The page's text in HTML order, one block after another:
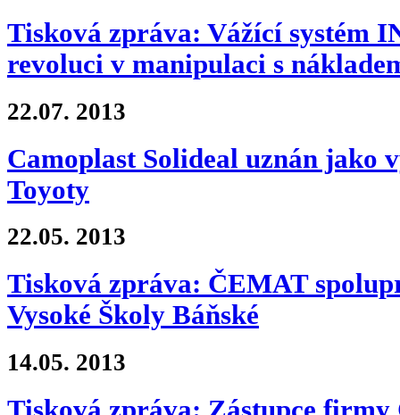
Tisková zpráva: Vážící systém
revoluci v manipulaci s
22.07. 2013
Camoplast Solideal uznán jako
Toyoty
22.05. 2013
Tisková zpráva: ČEMAT
Vysoké Školy Báňské
14.05. 2013